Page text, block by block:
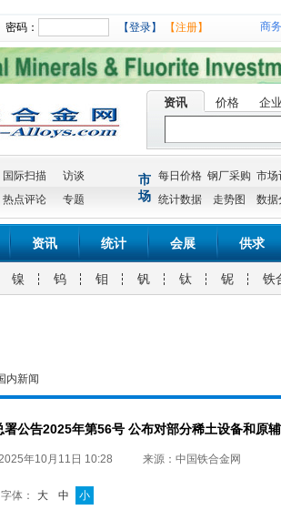
密码： 【登录】 【注册】 商
资讯 价格 企
国际扫描
访谈
热点评论 专题
市
场
每日价格 钢厂采购 市场
统计数据
走势图 数据
资讯 统计 会展 供求
镍 钨 钼 钒 钛 铌 铁
内新闻
署公告2025年第56号 公布对部分稀土设备和原
年10月11日 10:28 来源：中国铁合金网
字体： 大 中
小